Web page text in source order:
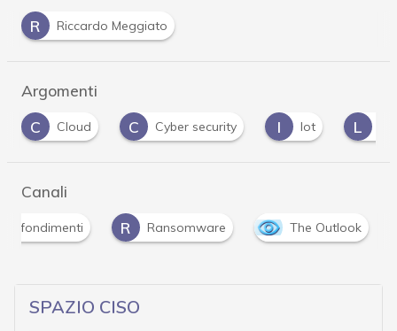
R
Riccardo Meggiato
Argomenti
C
Cyber security I Iot linux M
Canali
R Ransomware The Outlook
SPAZIO CISO